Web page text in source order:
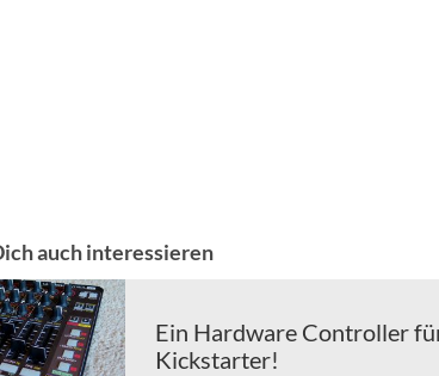
auch interessieren
Ein Hardware Controller
Kickstarter!